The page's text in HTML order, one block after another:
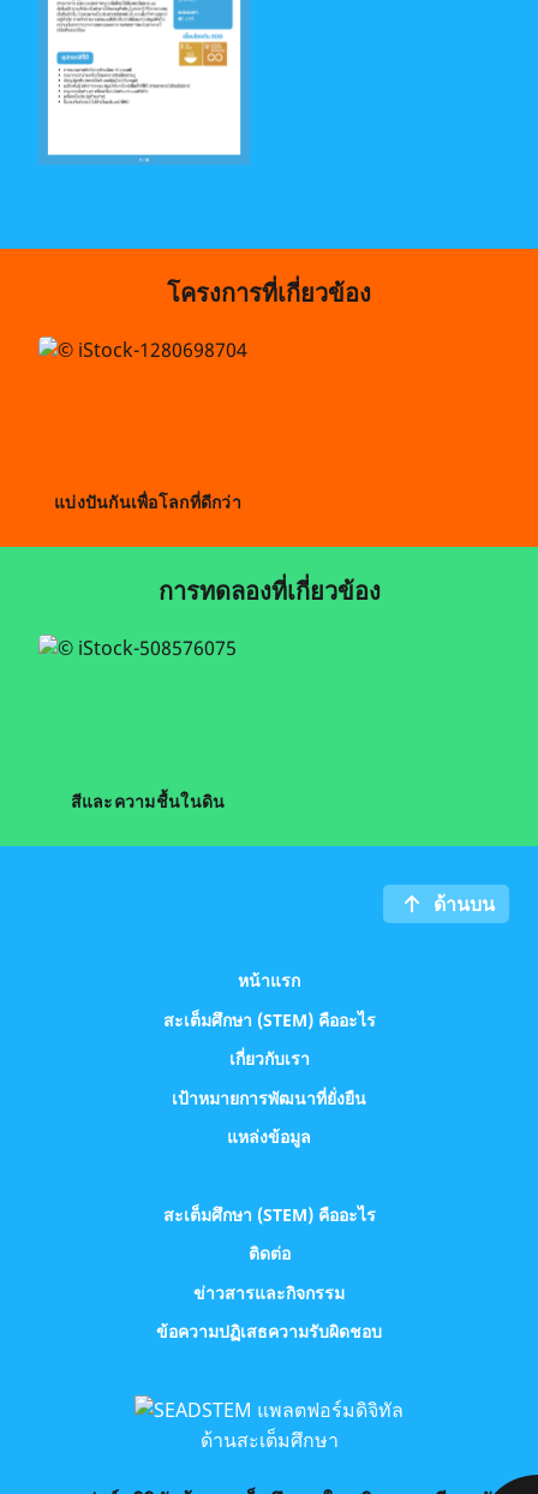
โครงการที่เกี่ยวข้อง
แบ่งปันกันเพื่อโลกที่ดีกว่า
การทดลองที่เกี่ยวข้อง
สีและความชื้นในดิน
ด้านบน
หน้าแรก
สะเต็มศึกษา (STEM) คืออะไร
เกี่ยวกับเรา
เป้าหมายการพัฒนาที่ยั่งยืน
แหล่งข้อมูล
สะเต็มศึกษา (STEM) คืออะไร
ติดต่อ
ข่าวสารและกิจกรรม
ข้อความปฏิเสธความรับผิดชอบ